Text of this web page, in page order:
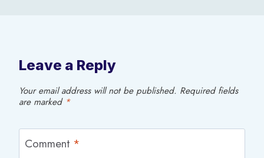
Leave a Reply
Your email address will not be published. Required fields
are marked *
Comment *